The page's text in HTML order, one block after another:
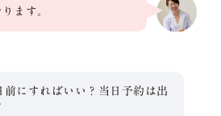
ます。
前にすればいい？当日予約は出